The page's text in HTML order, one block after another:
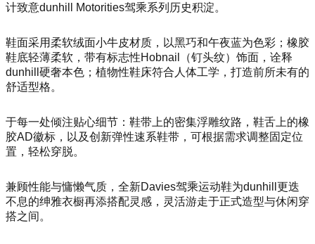
计致意dunhill Motorities驾乘系列历史积淀。
鞋面采用柔软绒面小牛皮材质，以黑巧和午夜蓝为色彩；橡胶
鞋底轻薄柔软，带有标志性Hobnail（钉头纹）饰面，诠释
dunhill硬奢本色；植物性鞋床符合人体工学，打造前所未有的
舒适型格。
于每一处倾注贴心细节：鞋带上的密集浮雕纹路，鞋舌上的橡
胶AD徽标，以及创新弹性速系鞋带，可根据需求调整固定位
置，轻松穿脱。
兼顾性能与慵懒气质，全新Davies驾乘运动鞋为dunhill更迭
不息的绅雅衣橱再添搭配灵感，灵活游走于正式造型与休闲穿
搭之间。